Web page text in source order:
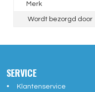
Merk
Wordt bezorgd door
SERVICE
Klantenservice